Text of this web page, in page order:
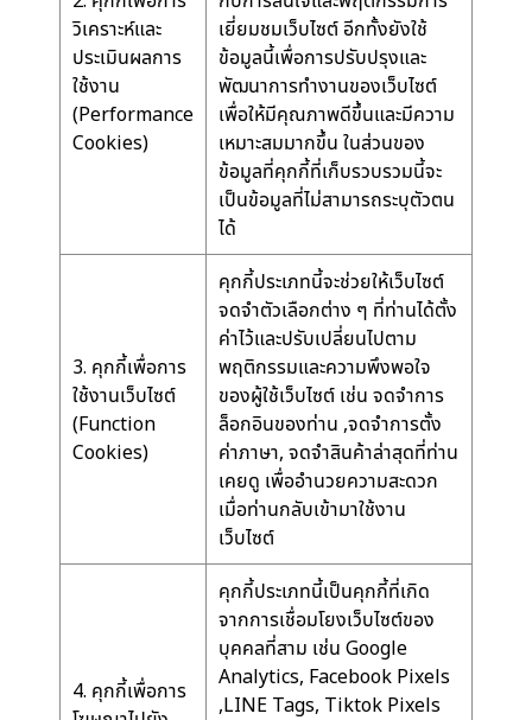
วิเคราะห์และ
ประเมินผลการ
ใช้งาน
(Performance
Cookies)
เยี่ยมชมเว็บไซต์ อีกทั้งยังใช้
ข้อมูลนี้เพื่อการปรับปรุงและ
พัฒนาการทำงานของเว็บไซต์
เพื่อให้มีคุณภาพดีขึ้นและมีความ
เหมาะสมมากขึ้น ในส่วนของ
ข้อมูลที่คุกกี้ที่เก็บรวบรวมนี้จะ
เป็นข้อมูลที่ไม่สามารถระบุตัวตน
ได้
3. คุกกี้เพื่อการ
ใช้งานเว็บไซต์
(Function
Cookies)
คุกกี้ประเภทนี้จะช่วยให้เว็บไซต์
จดจำตัวเลือกต่าง ๆ ที่ท่านได้ตั้ง
ค่าไว้และปรับเปลี่ยนไปตาม
พฤติกรรมและความพึงพอใจ
ของผู้ใช้เว็บไซต์ เช่น จดจำการ
ล็อกอินของท่าน ,จดจำการตั้ง
ค่าภาษา, จดจำสินค้าล่าสุดที่ท่าน
เคยดู เพื่ออำนวยความสะดวก
เมื่อท่านกลับเข้ามาใช้งาน
เว็บไซต์
4. คุกกี้เพื่อการ
คุกกี้ประเภทนี้เป็นคุกกี้ที่เกิด
จากการเชื่อมโยงเว็บไซต์ของ
บุคคลที่สาม เช่น Google
Analytics, Facebook Pixels
,LINE Tags, Tiktok Pixels